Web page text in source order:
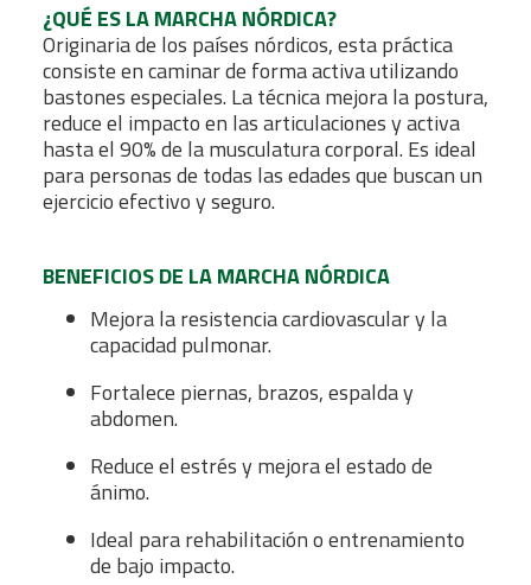
¿QUÉ ES LA MARCHA NÓRDICA?
Originaria de los países nórdicos, esta práctica
consiste en caminar de forma activa utilizando
bastones especiales. La técnica mejora la postura,
reduce el impacto en las articulaciones y activa
hasta el 90% de la musculatura corporal. Es ideal
para personas de todas las edades que buscan un
ejercicio efectivo y seguro.
BENEFICIOS DE LA MARCHA NÓRDICA
Mejora la resistencia cardiovascular y la
capacidad pulmonar.
Fortalece piernas, brazos, espalda y
abdomen.
Reduce el estrés y mejora el estado de
ánimo.
Ideal para rehabilitación o entrenamiento
de bajo impacto.